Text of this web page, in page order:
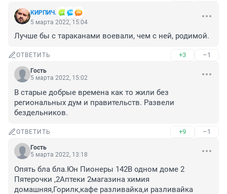
КИРПИЧ.
5 марта 2022, 15:04
Лучше бы с тараканами воевали, чем с ней, родимой.
ОТВЕТИТЬ +3 –1
Гость
5 марта 2022, 15:02
В старые добрые времена как то жили без
региональных дум и правительств. Развели
бездельников.
ОТВЕТИТЬ +9 –1
Гость
5 марта 2022, 13:18
Опять бла бла.Юн Пионеры 142В одном доме 2
Пятерочки ,2Аптеки 2магазина химия
домашняя,Горилк,кафе разливайка,и разливайка